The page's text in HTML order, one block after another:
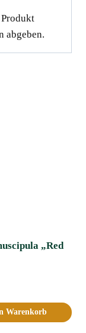
abgeben.
„Red
Warenkorb